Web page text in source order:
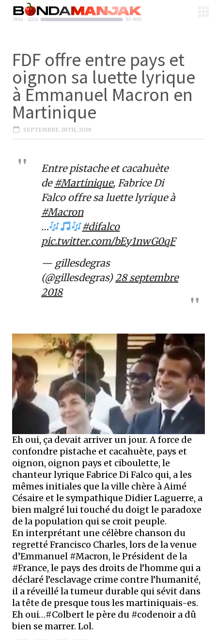
FDF offre entre pays et
oignon sa luette lyrique
à Emmanuel Macron en
Martinique
SEPTEMBRE 28TH, 2018
Entre pistache et cacahuète
de #Martinique, Fabrice Di
Falco offre sa luette lyrique à
#Macron
…
#difalco
pic.twitter.com/bEy1nwG0qF
— gillesdegras
(@gillesdegras)28 septembre
2018
Eh oui, ça devait arriver un jour. A force de
confondre pistache et cacahuète, pays et
oignon, oignon pays et ciboulette, le
chanteur lyrique Fabrice Di Falco qui, a les
mêmes initiales que la ville chère à Aimé
Césaire et le sympathique Didier Laguerre, a
bien malgré lui touché du doigt le paradoxe
de la population qui se croit peuple.
En interprétant une célèbre chanson du
regretté Francisco Charles, lors de la venue
d’Emmanuel #Macron, le Président de la
#France, le pays des droits de l’homme qui a
déclaré l’esclavage crime contre l’humanité,
il a réveillé la tumeur durable qui sévit dans
la tête de presque tous les martiniquais-es.
Eh oui…#Colbert le père du #codenoir a dû
bien se marrer. Lol.